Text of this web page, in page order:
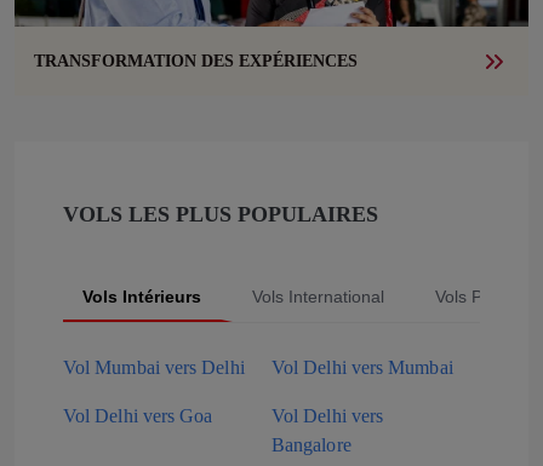
TRANSFORMATION DES EXPÉRIENCES
VOLS LES PLUS POPULAIRES
Vols Intérieurs Vols International Vols
Vol Mumbai vers Delhi Vol Delhi vers Mumbai
Vol Delhi vers Goa
Vol Delhi vers
Bangalore